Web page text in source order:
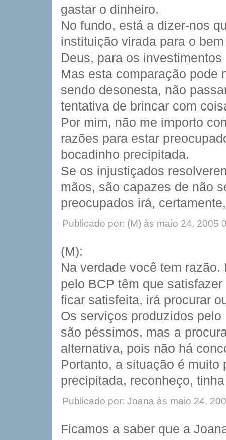
gastar o dinheiro.
No fundo, está a dizer-nos
instituição virada para o
Deus, para os
Mas esta comparação pode
sendo desonesta, não
tentativa de brincar com
Por mim, não me importo
razões para estar
bocadinho precipitada.
Se os injustiçados
mãos, são capazes de não
preocupados irá,
Publicado por: (M) às maio 24, 2005
(M):
Na verdade você tem
pelo BCP têm que
ficar satisfeita, irá procurar
Os serviços produzidos
são péssimos, mas a
alternativa, pois não há
Portanto, a situação é muito
precipitada, reconheço,
Publicado por: Joana às maio 24,
Ficamos a saber que a